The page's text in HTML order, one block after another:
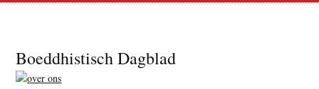
Footer
Boeddhistisch Dagblad